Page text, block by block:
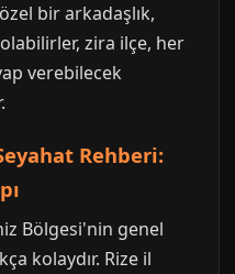
bir arkadaşlık,
zira ilçe, her
verebilecek
Rehberi:
Bölgesi'nin genel
kolaydır. Rize il